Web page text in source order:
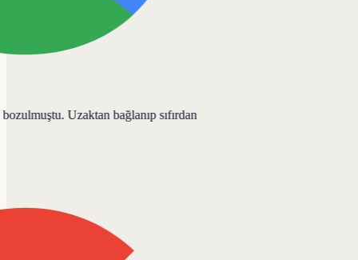
bozulmuştu. Uzaktan bağlanıp sıfırdan